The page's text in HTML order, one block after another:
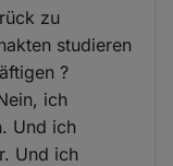
zu
studieren
?
ich
Und ich
Und ich